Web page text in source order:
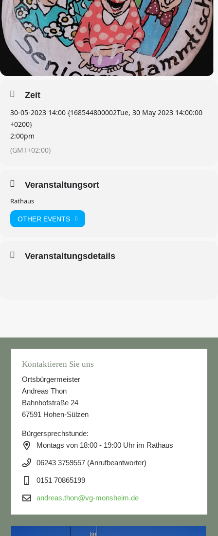
Zeit
30-05-2023 14:00 {168544800002Tue, 30 May 2023 14:00:00
+0200}
2:00pm
(GMT+02:00)
Veranstaltungsort
Rathaus
OTHER EVENTS
Veranstaltungsdetails
Kontaktieren Sie uns
Ortsbürgermeister
Andreas Thon
Bahnhofstraße 24
67591 Hohen-Sülzen
Bürgersprechstunde:
Montags von 18:00 - 19:00 Uhr im Rathaus
06243 3759557 (Anrufbeantworter)
0151 70865199
andreas.thon@vg-monsheim.de